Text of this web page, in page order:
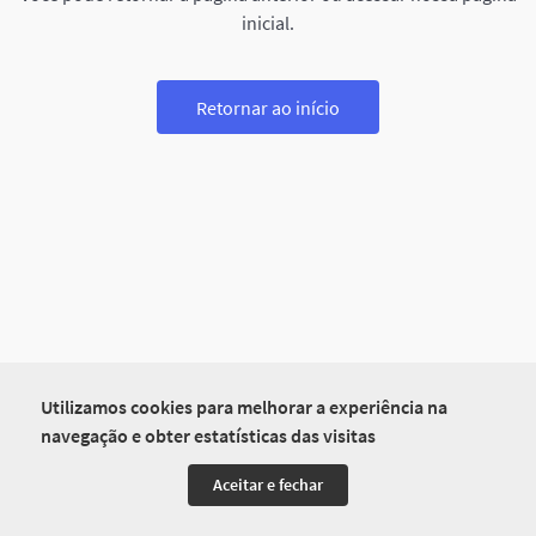
Utilizamos cookies para melhorar a experiência na
navegação e obter estatísticas das visitas
Aceitar e fechar
inicial.
Retornar ao início